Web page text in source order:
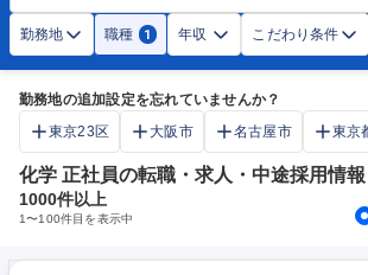
勤務地 職種 1 年収 こだわり条件
勤務地の追加設定を忘れていませんか？
東京23区
大阪市 名古屋市 東京
化学 正社員の転職・求人・中途採用情報
1000件以上
1〜100件目を表示中